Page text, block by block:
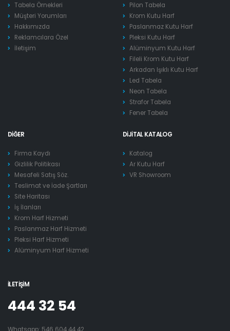
Tabela Örnekleri
Müşteri Yorumları
Hakkımızda
Reklamcılara Özel
İletişim
Pilon Tabela
Krom Kutu Harf
Paslanmaz Kutu Harf
Pleksi Kutu Harf
Alüminyum Kutu Harf
Fileli Krom Kutu Harf
Arkadan Işıklı Kutu Harf
Led Tabela
Neon Tabela
Strafor Tabela
Fener Tabela
DIĞER
Firma Kaydı
Gizlilik Politikası
Mesafeli Satış Söz.
Teslimat ve İade Şartları
Site Haritası
İş İlanları
Krom Harf Hizmeti
Paslanmaz Harf Hizmeti
Pleksi Harf Hizmeti
Alüminyum Harf Hizmeti
DIJITAL KATALOG
Katalog
Ar Kutu Harf
VR Showroom
İLETIŞIM
444 32 54
Whatsapp: 546 604 44 42